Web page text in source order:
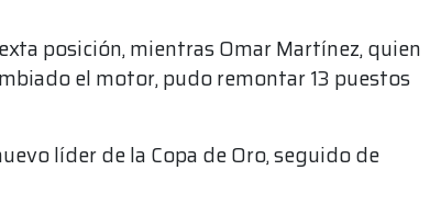
posición, mientras Omar Martínez, quien
el motor, pudo remontar 13 puestos
líder de la Copa de Oro, seguido de